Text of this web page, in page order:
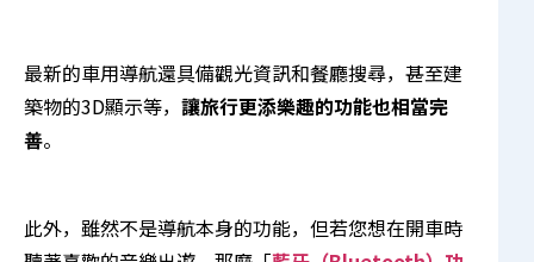
最新的車用導航還具備觀光資訊和餐廳搜尋，甚至建
築物的3D顯示等， 讓旅行更添樂趣的功能也相當完
善。
此外，雖然不是導航本身的功能，但若您想在開車時